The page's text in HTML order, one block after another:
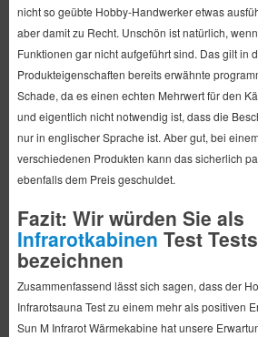
nicht so geübte Hobby-Handwerker etwas
aber damit zu Recht. Unschön ist natürlich,
Funktionen gar nicht aufgeführt sind. Das gilt in
Produkteigenschaften bereits erwähnte
Schade, da es einen echten Mehrwert für den
und eigentlich nicht notwendig ist, dass die
nur in englischer Sprache ist. Aber gut, bei
verschiedenen Produkten kann das sicherlich
ebenfalls dem Preis geschuldet.
Fazit: Wir würden Sie als
Infrarotkabinen Test
bezeichnen
Zusammenfassend lässt sich sagen, dass der
Infrarotsauna Test zu einem mehr als positiven
Sun M Infrarot Wärmekabine hat unsere